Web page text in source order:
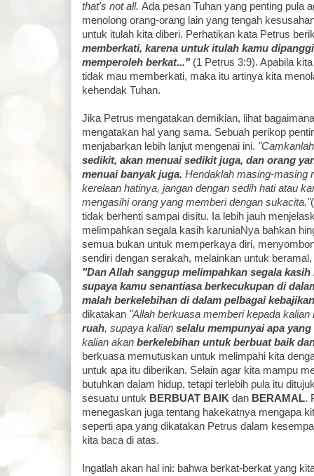
that's not all. Ada pesan Tuhan yang penting pula
menolong orang-orang lain yang tengah
untuk itulah kita diberi. Perhatikan kata Petrus
memberkati, karena untuk itulah kamu
memperoleh berkat..."(1 Petrus 3:9). Apabila
tidak mau memberkati, maka itu artinya kita
kehendak Tuhan.
Jika Petrus mengatakan demikian, lihat
mengatakan hal yang sama. Sebuah perikop
menjabarkan lebih lanjut mengenai ini.
sedikit, akan menuai sedikit juga, dan orang
menuai banyak juga. Hendaklah masing-masing
kerelaan hatinya, jangan dengan sedih hati atau
mengasihi orang yang memberi dengan sukacita."
tidak berhenti sampai disitu. Ia lebih jauh
melimpahkan segala kasih karuniaNya bahkan
semua bukan untuk memperkaya diri,
sendiri dengan serakah, melainkan untuk
"Dan Allah sanggup melimpahkan segala
supaya kamu senantiasa berkecukupan di
malah berkelebihan di dalam pelbagai
dikatakan "Allah berkuasa memberi kepada kalian
ruah, supaya kalian selalu mempunyai apa
kalian akan berkelebihan untuk berbuat baik
berkuasa memutuskan untuk melimpahi kita
untuk apa itu diberikan. Selain agar kita mampu
butuhkan dalam hidup, tetapi terlebih pula itu
sesuatu untuk BERBUAT BAIK dan BERAMAL.
menegaskan juga tentang hakekatnya mengapa
seperti apa yang dikatakan Petrus dalam
kita baca di atas.
Ingatlah akan hal ini: bahwa berkat-berkat yang